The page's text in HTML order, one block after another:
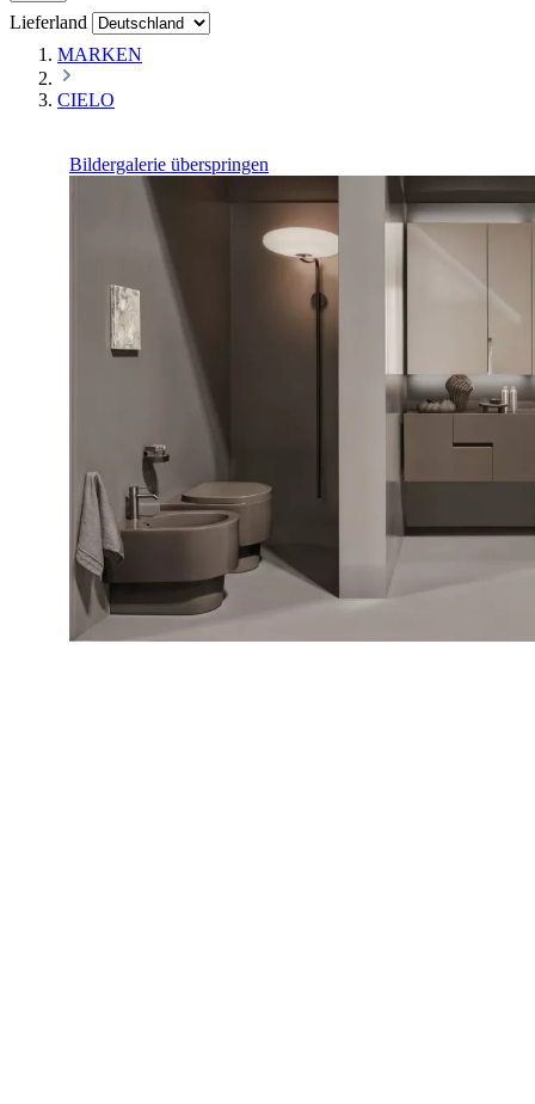
Lieferland
MARKEN
CIELO
Bildergalerie überspringen